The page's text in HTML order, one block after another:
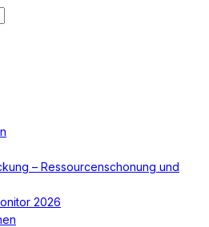
– Ressourcenschonung und
2026